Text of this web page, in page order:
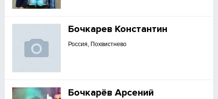
Бочкарев Константин
Россия, Похвистнево
Бочкарёв Арсений